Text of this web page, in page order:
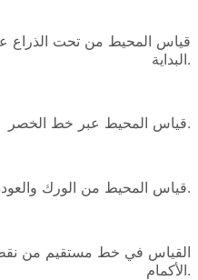
قياس المحيط من تحت الذراع
البداية.
قياس المحيط عبر خط الخصر.
قياس المحيط من الورك والعودة إلى نقطة البداية.
القياس في خط مستقيم من
الأكمام.